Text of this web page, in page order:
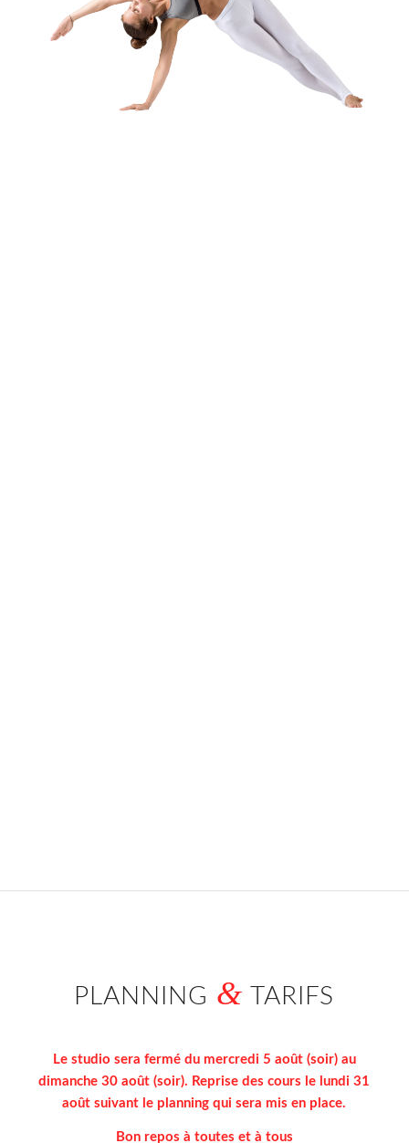
PLANNING & TARIFS
Le studio sera fermé du mercredi 5 août (soir) au
dimanche 30 août (soir). Reprise des cours le lundi 31
août suivant le planning qui sera mis en place.
Bon repos à toutes et à tous